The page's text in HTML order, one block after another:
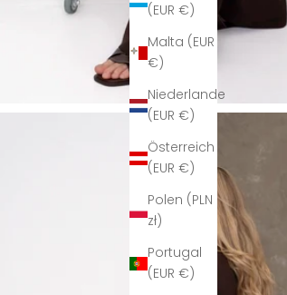
(EUR €)
Malta (EUR
€)
Niederlande
(EUR €)
Österreich
(EUR €)
Polen (PLN
zł)
Portugal
(EUR €)